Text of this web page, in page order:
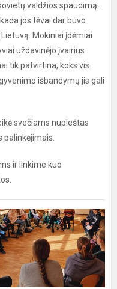
valdžios spaudimą.
jos tėvai dar buvo
Mokiniai įdėmiai
uždavinėjo įvairius
tik patvirtina, koks vis
išbandymų jis gali
svečiams nupieštas
ir linkime kuo